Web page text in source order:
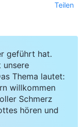
Teilen
geführt hat.
unsere
Thema lautet:
willkommen
Schmerz
hören und